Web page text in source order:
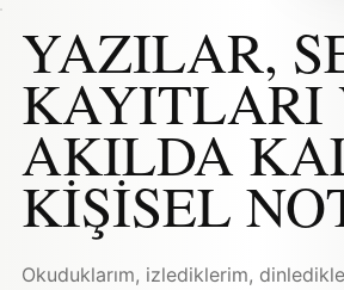
YAZILAR,
KAYITLARI
AKILDA
KIŞISEL
Okuduklarım, izlediklerim,